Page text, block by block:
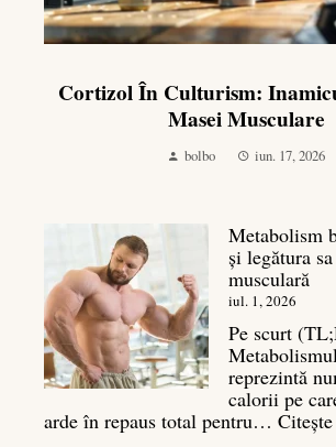
Cortizol În Culturism:
Masei Musculare
bolbo iun. 17, 2026
Metabolism
și legătura
musculară
iul. 1, 2026
Pe scurt
reprezintă
calorii pe
arde în repaus total pentru…